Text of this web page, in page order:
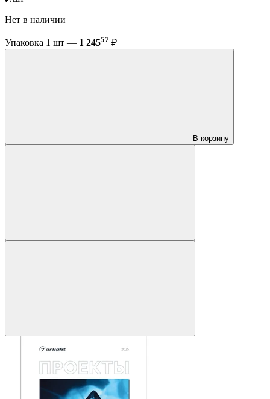
Нет в наличии
Упаковка 1 шт — 1 24557 ₽
В корзину